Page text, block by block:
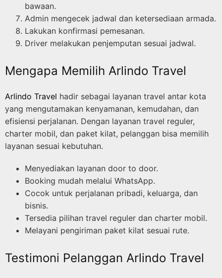
bawaan.
Admin mengecek jadwal dan ketersediaan armada.
Lakukan konfirmasi pemesanan.
Driver melakukan penjemputan sesuai jadwal.
Mengapa Memilih Arlindo Travel
Arlindo Travel hadir sebagai layanan travel antar kota
yang mengutamakan kenyamanan, kemudahan, dan
efisiensi perjalanan. Dengan layanan travel reguler,
charter mobil, dan paket kilat, pelanggan bisa memilih
layanan sesuai kebutuhan.
Menyediakan layanan door to door.
Booking mudah melalui WhatsApp.
Cocok untuk perjalanan pribadi, keluarga, dan
bisnis.
Tersedia pilihan travel reguler dan charter mobil.
Melayani pengiriman paket kilat sesuai rute.
Testimoni Pelanggan Arlindo Travel